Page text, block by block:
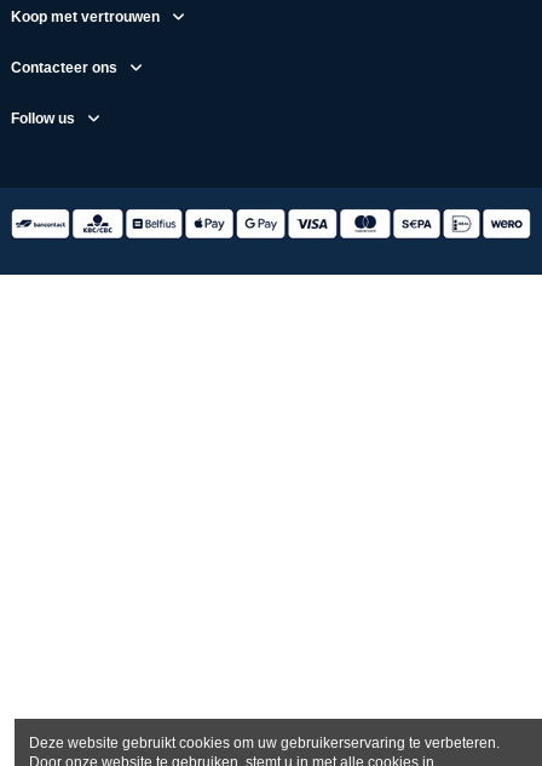
Koop met vertrouwen
Contacteer ons
Follow us
Deze website gebruikt cookies om uw gebruikerservaring te verbeteren.
Door onze website te gebruiken, stemt u in met alle cookies in